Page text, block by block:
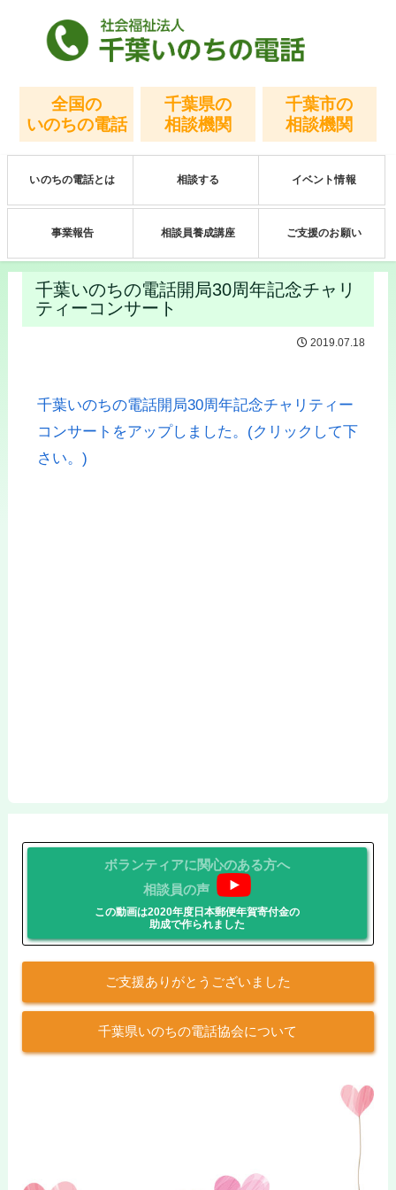
全国の
いのちの電話
千葉県の
相談機関
千葉市の
相談機関
いのちの電話とは 相談する イベント情報
事業報告 相談員養成講座 ご支援のお願い
千葉いのちの電話開局30周年記念チャリ
ティーコンサート
2019.07.18
千葉いのちの電話開局30周年記念チャリティー
コンサートをアップしました。(クリックして下
さい。)
ボランティアに関心のある方へ
相談員の声
この動画は2020年度日本郵便年賀寄付金の
助成で作られました
ご支援ありがとうございました
千葉県いのちの電話協会について